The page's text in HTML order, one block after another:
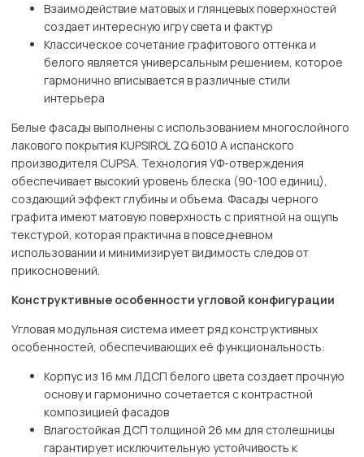
Взаимодействие матовых и глянцевых поверхностей
создает интересную игру света и фактур
Классическое сочетание графитового оттенка и
белого является универсальным решением, которое
гармонично вписывается в различные стили
интерьера
Белые фасады выполнены с использованием многослойного
лакового покрытия KUPSIROL ZQ 6010 A испанского
производителя CUPSA. Технология УФ-отверждения
обеспечивает высокий уровень блеска (90-100 единиц),
создающий эффект глубины и объема. Фасады черного
графита имеют матовую поверхность с приятной на ощупь
текстурой, которая практична в повседневном
использовании и минимизирует видимость следов от
прикосновений.
Конструктивные особенности угловой конфигурации
Угловая модульная система имеет ряд конструктивных
особенностей, обеспечивающих её функциональность:
Корпус из 16 мм ЛДСП белого цвета создает прочную
основу и гармонично сочетается с контрастной
композицией фасадов
Влагостойкая ДСП толщиной 26 мм для столешницы
гарантирует исключительную устойчивость к